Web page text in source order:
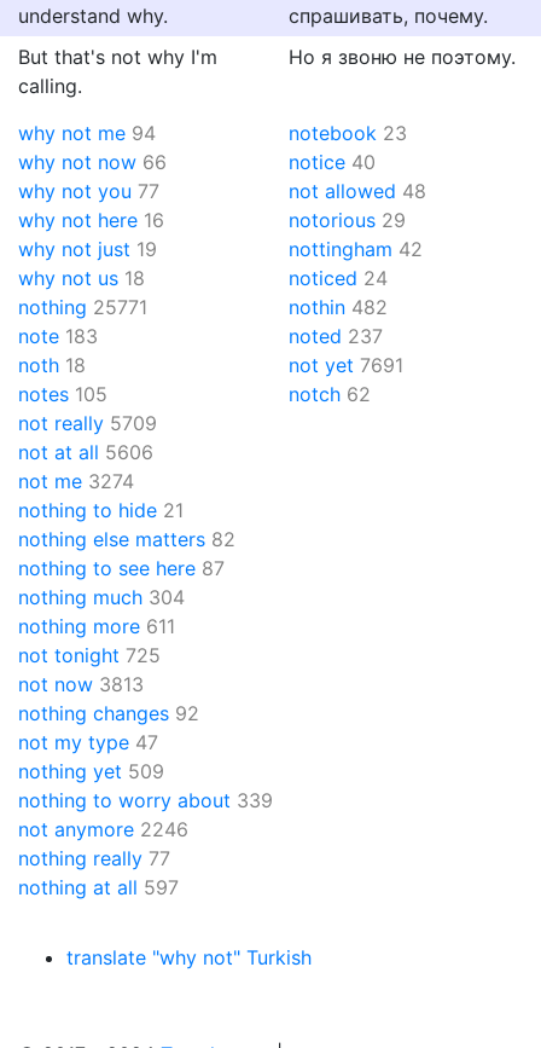
understand why.
спрашивать, почему.
But that's not why I'm
calling.
Но я звоню не поэтому.
why not me 94
why not now 66
why not you 77
why not here 16
why not just 19
why not us 18
nothing 25771
note 183
noth 18
notes 105
notebook 23
notice 40
not allowed 48
notorious 29
nottingham 42
noticed 24
nothin 482
noted 237
not yet 7691
notch 62
not really 5709
not at all 5606
not me 3274
nothing to hide 21
nothing else matters 82
nothing to see here 87
nothing much 304
nothing more 611
not tonight 725
not now 3813
nothing changes 92
not my type 47
nothing yet 509
nothing to worry about 339
not anymore 2246
nothing really 77
nothing at all 597
translate "why not" Turkish